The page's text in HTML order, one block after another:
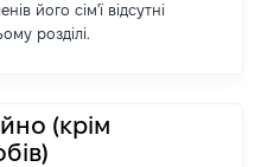
його сім'ї відсутні
розділі.
(крім